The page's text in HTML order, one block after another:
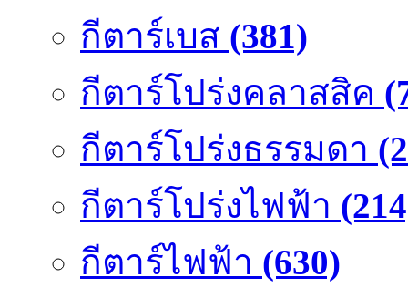
กีตาร์เบส (381)
กีตาร์โปร่งคลาสสิค
กีตาร์โปร่งธรรมดา
กีตาร์โปร่งไฟฟ้า
กีตาร์ไฟฟ้า (630)